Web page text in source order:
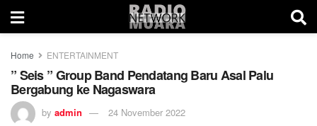
Home ENTERTAINMENT
” Seis ” Group Band Pendatang Baru Asal Palu
Bergabung ke Nagaswara
by admin 24 November 2022